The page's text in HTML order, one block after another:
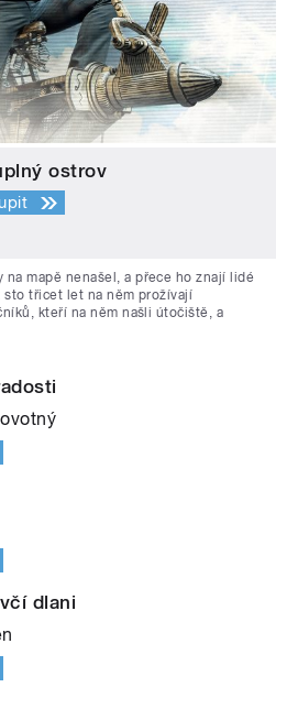
ostrov
mapě nenašel, a přece ho znají lidé
sto třicet let na něm prožívají
kteří na něm našli útočiště, a
dlani